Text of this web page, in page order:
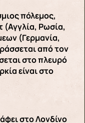
πόλεμος,
(Αγγλία, Ρωσία,
(Γερμανία,
από τον
στο πλευρό
είναι στο
στο Λονδίνο